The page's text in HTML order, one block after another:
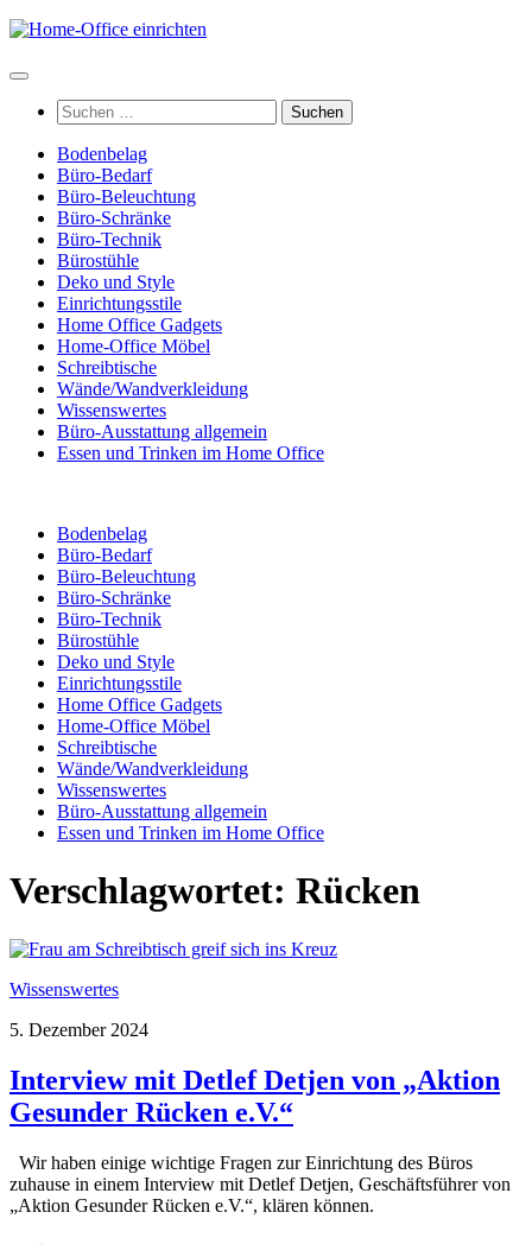
Zum
springen
Suchen
nach:
Bodenbelag
Büro-Bedarf
Büro-Beleuchtung
Büro-Schränke
Büro-Technik
Bürostühle
Deko und Style
Einrichtungsstile
Home Office Gadgets
Home-Office Möbel
Schreibtische
Wände/Wandverkleidung
Wissenswertes
Büro-Ausstattung allgemein
Essen und Trinken im Home Office
Bodenbelag
Büro-Bedarf
Büro-Beleuchtung
Büro-Schränke
Büro-Technik
Bürostühle
Deko und Style
Einrichtungsstile
Home Office Gadgets
Home-Office Möbel
Schreibtische
Wände/Wandverkleidung
Wissenswertes
Büro-Ausstattung allgemein
Essen und Trinken im Home Office
Verschlagwortet: Rücken
Wissenswertes
5. Dezember 2024
Interview mit Detlef Detjen von „Aktion
Gesunder Rücken e.V.“
Wir haben einige wichtige Fragen zur Einrichtung des Büros
zuhause in einem Interview mit Detlef Detjen, Geschäftsführer von
„Aktion Gesunder Rücken e.V.“, klären können.